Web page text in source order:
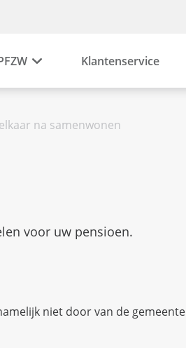
Klantenservice
na samenwonen
voor uw pensioen.
niet door van de gemeente